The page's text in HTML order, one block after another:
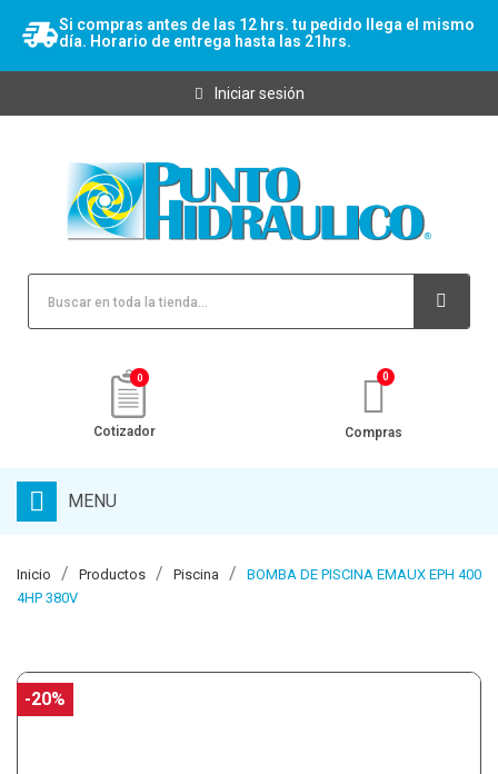
Si compras antes de las 12 hrs. tu pedido llega el mismo
día. Horario de entrega hasta las 21hrs.
Iniciar sesión
0
Cotizador Compras
MENU
Inicio Productos Piscina
BOMBA DE PISCINA EMAUX EPH 400
4HP 380V
-20%